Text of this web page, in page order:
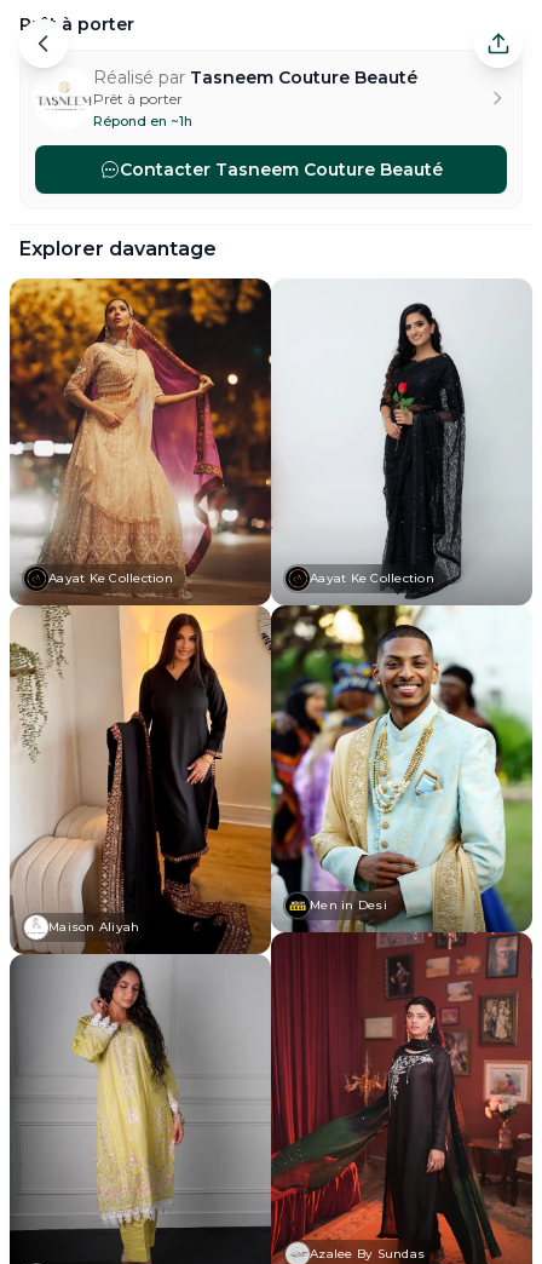
Prêt à porter
Prêt à porter — Pantin. Réalisé par Tasneem Couture
Réalisé par Tasneem Couture Beauté
Prêt à porter
Répond en ~1h
Contacter Tasneem Couture Beauté
#ready-to-wear-wedding-dress
Explorer davantage
Aayat Ke Collection
Maison Aliyah
Aayat Ke Collection
Men in Desi
Azalee By Sundas